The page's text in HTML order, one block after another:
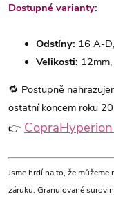
Dostupné varianty:
Odstíny: 16 A-
Velikosti:
🔁 Postupně
ostatní koncem roku
👉
Jsme hrdí na to, že
záruku. Granulované